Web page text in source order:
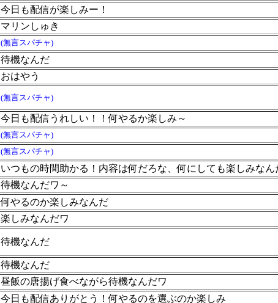
今日も配信が楽しみー！
マリンしゅき
(無言スパチャ)
待機なんだ
おはやう
(無言スパチャ)
今日も配信うれしい！！何やるか楽しみ～
(無言スパチャ)
(無言スパチャ)
いつもの時間助かる！内容は何だろな、何にしても楽しみなん
待機なんだワ～
何やるのか楽しみなんだ
楽しみなんだワ
待機なんだ
待機なんだ
昼飯の唐揚げ食べながら待機なんだワ
今日も配信ありがとう！何やるのを選ぶのか楽しみ